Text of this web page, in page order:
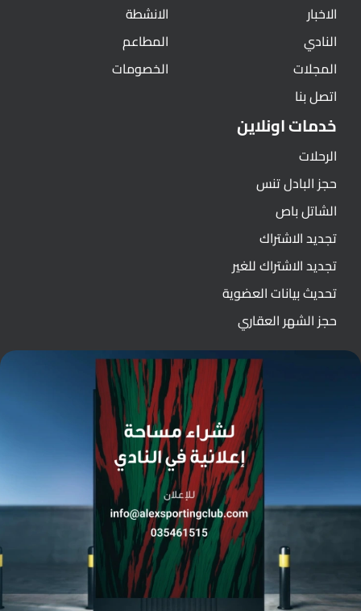
الاخبار
النادي
المجلات
اتصل بنا
الانشطة
المطاعم
الخصومات
خدمات اونلاين
الرحلات
حجز البادل تنس
الشاتل باص
تجديد الاشتراك
تجديد الاشتراك للغير
تحديث بيانات العضوية
حجز الشهر العقاري